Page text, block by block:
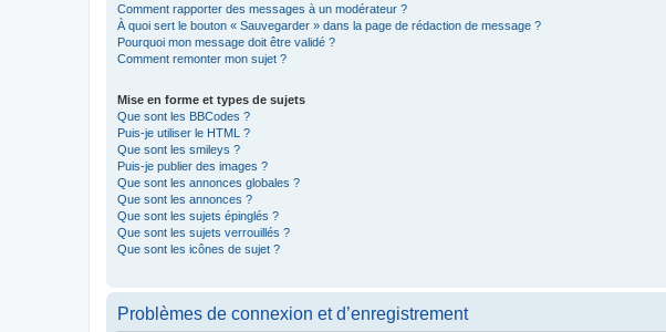
Comment rapporter des messages à un modérateur ?
À quoi sert le bouton « Sauvegarder » dans la page de rédaction de message ?
Pourquoi mon message doit être validé ?
Comment remonter mon sujet ?
Mise en forme et types de sujets
Que sont les BBCodes ?
Puis-je utiliser le HTML ?
Que sont les smileys ?
Puis-je publier des images ?
Que sont les annonces globales ?
Que sont les annonces ?
Que sont les sujets épinglés ?
Que sont les sujets verrouillés ?
Que sont les icônes de sujet ?
Problèmes de connexion et d’enregistrement